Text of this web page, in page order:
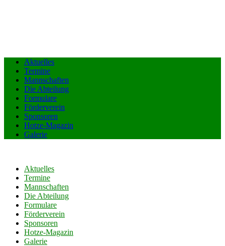
Aktuelles
Termine
Mannschaften
Die Abteilung
Formulare
Förderverein
Sponsoren
Hotze-Magazin
Galerie
Aktuelles
Termine
Mannschaften
Die Abteilung
Formulare
Förderverein
Sponsoren
Hotze-Magazin
Galerie